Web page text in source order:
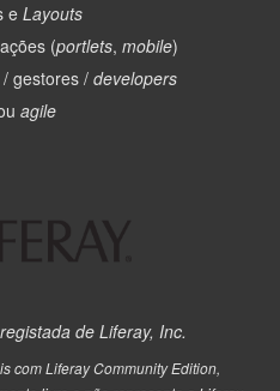
e Layouts
(portlets, mobile)
gestores / developers
agile
de Liferay, Inc.
com Liferay Community Edition,